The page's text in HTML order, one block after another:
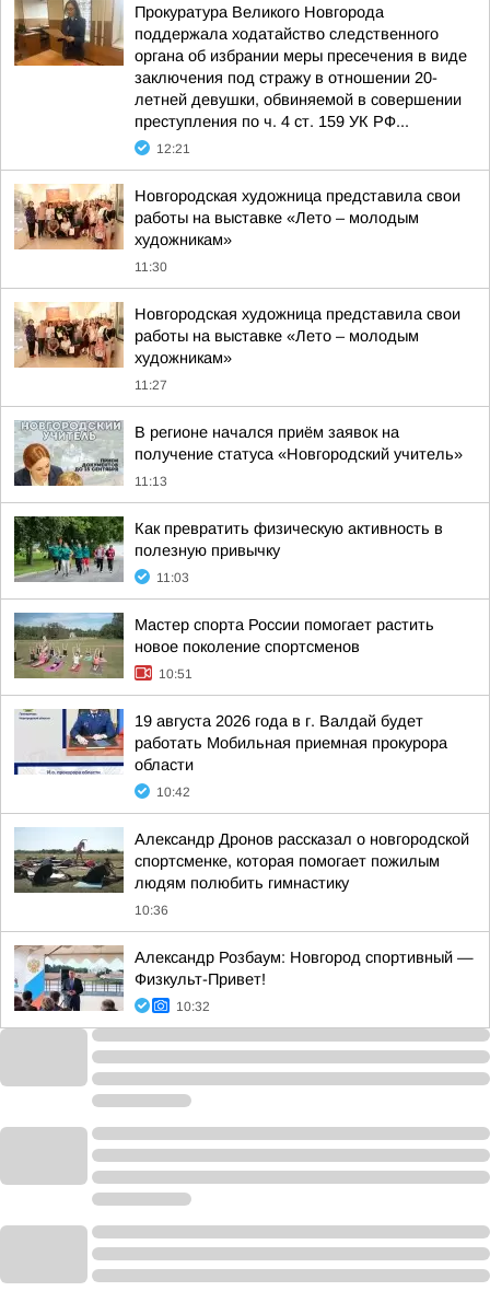
Прокуратура Великого Новгорода
поддержала ходатайство следственного
органа об избрании меры пресечения в виде
заключения под стражу в отношении 20-
летней девушки, обвиняемой в совершении
преступления по ч. 4 ст. 159 УК РФ...
12:21
Новгородская художница представила свои
работы на выставке «Лето – молодым
художникам»
11:30
Новгородская художница представила свои
работы на выставке «Лето – молодым
художникам»
11:27
В регионе начался приём заявок на
получение статуса «Новгородский учитель»
11:13
Как превратить физическую активность в
полезную привычку
11:03
Мастер спорта России помогает растить
новое поколение спортсменов
10:51
19 августа 2026 года в г. Валдай будет
работать Мобильная приемная прокурора
области
10:42
Александр Дронов рассказал о новгородской
спортсменке, которая помогает пожилым
людям полюбить гимнастику
10:36
Александр Розбаум: Новгород спортивный —
Физкульт-Привет!
10:32